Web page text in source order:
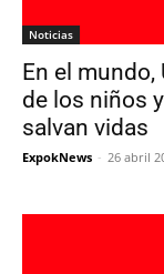
Noticias
En el mundo,
de los niños
salvan vidas
ExpokNews - 26 abril